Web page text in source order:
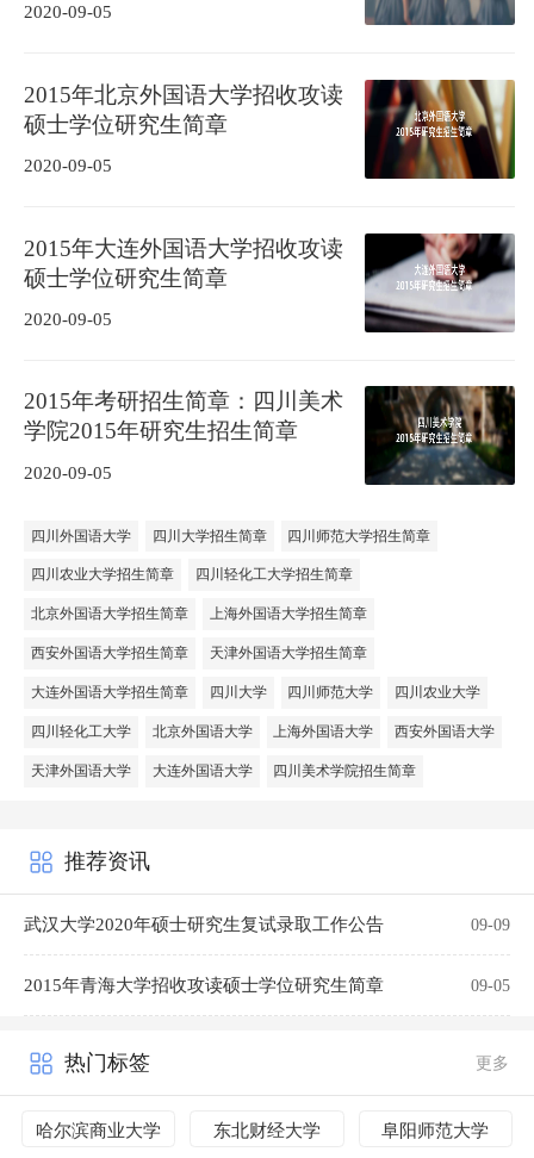
2020-09-05
2015年北京外国语大学招收攻读
硕士学位研究生简章
2020-09-05
2015年大连外国语大学招收攻读
硕士学位研究生简章
2020-09-05
2015年考研招生简章：四川美术
学院2015年研究生招生简章
2020-09-05
四川外国语大学 四川大学招生简章 四川师范大学招生简章
四川农业大学招生简章 四川轻化工大学招生简章
北京外国语大学招生简章 上海外国语大学招生简章
西安外国语大学招生简章 天津外国语大学招生简章
大连外国语大学招生简章 四川大学 四川师范大学 四川农业大学
四川轻化工大学 北京外国语大学 上海外国语大学 西安外国语大学
天津外国语大学 大连外国语大学 四川美术学院招生简章
推荐资讯
武汉大学2020年硕士研究生复试录取工作公告 09-09
2015年青海大学招收攻读硕士学位研究生简章 09-05
热门标签 更多
哈尔滨商业大学 东北财经大学 阜阳师范大学